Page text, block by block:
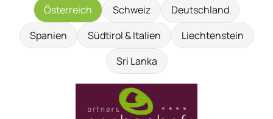
Österreich Schweiz
Deutschland
Spanien
Südtirol & Italien
Liechtenstein
Sri Lanka